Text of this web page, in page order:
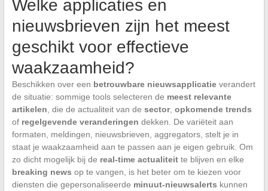
Welke applicaties en
nieuwsbrieven zijn het meest
geschikt voor effectieve
waakzaamheid?
Beschikken over een betrouwbare nieuwsapplicatieverandert
de situatie: sommige tools selecteren de meest relevante
artikelen , die de actualiteit van de sector, opkomende trends
of regelgevende veranderingen dekken. De variëteit aan
formaten, meldingen, nieuwsbrieven, aggregators, stelt je in
staat je waakzaamheid aan te passen aan je eigen gebruik. Om
zo dicht mogelijk bij de real-time actualiteitte blijven en elke
breaking news op te vangen, is het beter om te kiezen voor
diensten die gepersonaliseerde minuut-nieuwsalerts kunnen